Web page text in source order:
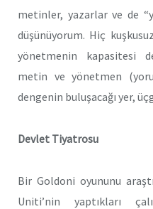
metinler, yazarlar ve de
düşünüyorum. Hiç
yönetmenin kapasitesi
metin ve yönetmen
dengenin buluşacağı yer,
Devlet Tiyatrosu
Bir Goldoni oyununu
Uniti’nin yaptıkları